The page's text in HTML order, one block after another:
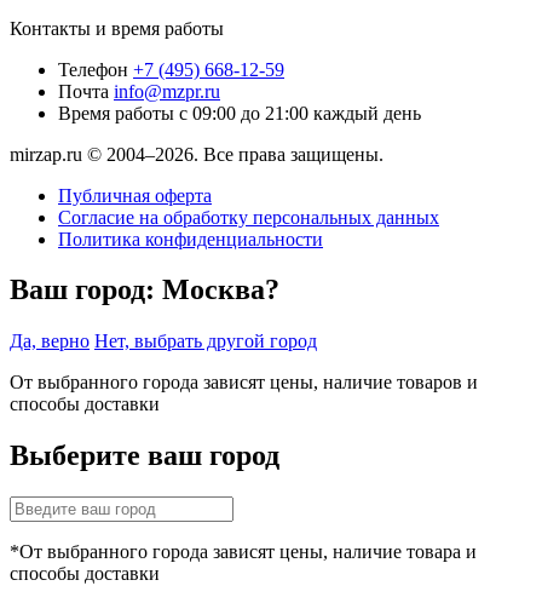
Контакты и время работы
Телефон +7 (495) 668-12-59
Почта info@mzpr.ru
Время работы с 09:00 до 21:00 каждый день
mirzap.ru © 2004–2026. Все права защищены.
Публичная оферта
Согласие на обработку персональных данных
Политика конфиденциальности
Ваш город: Москва?
Да, верно Нет, выбрать другой город
От выбранного города зависят цены, наличие товаров и
способы доставки
Выберите ваш город
*От выбранного города зависят цены, наличие товара и
способы доставки